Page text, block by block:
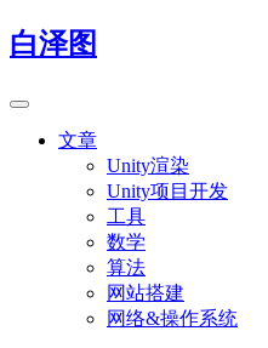
白泽图
文章
Unity渲染
Unity项目开发
工具
数学
算法
网站搭建
网络&操作系统